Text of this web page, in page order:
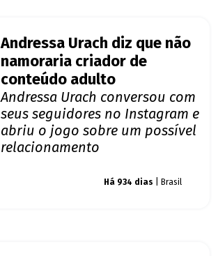
Andressa Urach diz que não
namoraria criador de
conteúdo adulto
Andressa Urach conversou com
seus seguidores no Instagram e
abriu o jogo sobre um possível
relacionamento
Há 934 dias | Brasil